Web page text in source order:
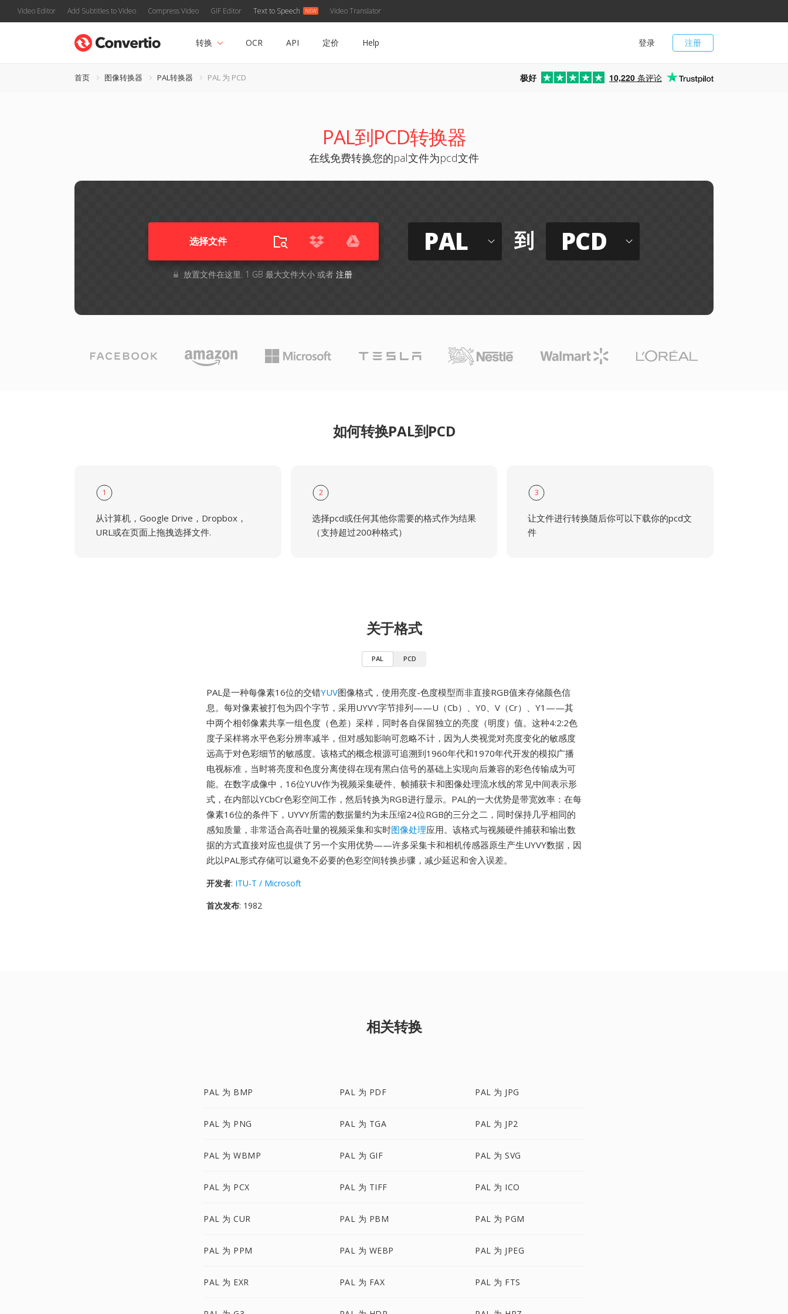
Video Editor Add Subtitles to Video Compress Video GIF Editor Text to Speech Video Translator
注册
登录
转换 OCR API 定价 Help
首页 图像转换器 PAL转换器 PAL 为 PCD 极好 10,220 条评论
PAL到PCD转换器
在线免费转换您的pal文件为pcd文件
选择文件
放置文件在这里. 1 GB 最大文件大小 或者 注册
PAL 到 PCD
如何转换PAL到PCD
1
从计算机，Google Drive，Dropbox，
URL或在页面上拖拽选择文件.
2
选择pcd或任何其他你需要的格式作为结果
（支持超过200种格式）
3
让文件进行转换随后你可以下载你的pcd文
件
关于格式
PAL PCD
PAL是一种每像素16位的交错YUV图像格式，使用亮度-色度模型而非直接RGB值来存储颜色信
息。每对像素被打包为四个字节，采用UYVY字节排列——U（Cb）、Y0、V（Cr）、Y1——其
中两个相邻像素共享一组色度（色差）采样，同时各自保留独立的亮度（明度）值。这种4:2:2色
度子采样将水平色彩分辨率减半，但对感知影响可忽略不计，因为人类视觉对亮度变化的敏感度
远高于对色彩细节的敏感度。该格式的概念根源可追溯到1960年代和1970年代开发的模拟广播
电视标准，当时将亮度和色度分离使得在现有黑白信号的基础上实现向后兼容的彩色传输成为可
能。在数字成像中，16位YUV作为视频采集硬件、帧捕获卡和图像处理流水线的常见中间表示形
式，在内部以YCbCr色彩空间工作，然后转换为RGB进行显示。PAL的一大优势是带宽效率：在每
像素16位的条件下，UYVY所需的数据量约为未压缩24位RGB的三分之二，同时保持几乎相同的
感知质量，非常适合高吞吐量的视频采集和实时图像处理应用。该格式与视频硬件捕获和输出数
据的方式直接对应也提供了另一个实用优势——许多采集卡和相机传感器原生产生UYVY数据，因
此以PAL形式存储可以避免不必要的色彩空间转换步骤，减少延迟和舍入误差。
开发者: ITU-T / Microsoft
首次发布: 1982
相关转换
PAL 为 BMP PAL 为 PDF PAL 为 JPG
PAL 为 PNG PAL 为 TGA PAL 为 JP2
PAL 为 WBMP PAL 为 GIF PAL 为 SVG
PAL 为 PCX PAL 为 TIFF PAL 为 ICO
PAL 为 CUR PAL 为 PBM PAL 为 PGM
PAL 为 PPM PAL 为 WEBP PAL 为 JPEG
PAL 为 EXR PAL 为 FAX PAL 为 FTS